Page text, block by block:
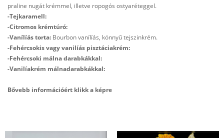
praline nugát krémmel, illetve ropogós ostyaréteggel.
-Tejkaramell:
-Citromos krémtúró:
-Vanílíás torta: Bourbon vanílíás, könnyű tejszinkrém.
-Fehércsokis vagy vanilíás pisztáciakrém:
-Fehércsoki málna darabkákkal:
-Vanilíakrém málnadarabkákkal:
Bővebb információért klikk a képre